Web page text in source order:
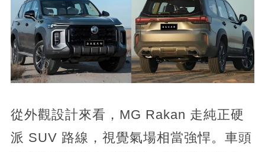
從外觀設計來看，MG Rakan 走純正硬
派 SUV 路線，視覺氣場相當強悍。車頭